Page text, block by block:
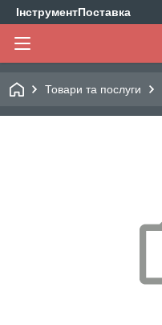
ІнструментПоставка
Товари та послуги